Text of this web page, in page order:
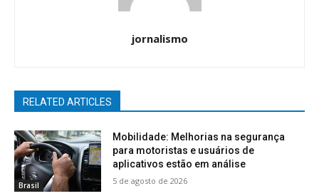
jornalismo
RELATED ARTICLES
Brasil
Mobilidade: Melhorias na segurança
para motoristas e usuários de
aplicativos estão em análise
5 de agosto de 2026